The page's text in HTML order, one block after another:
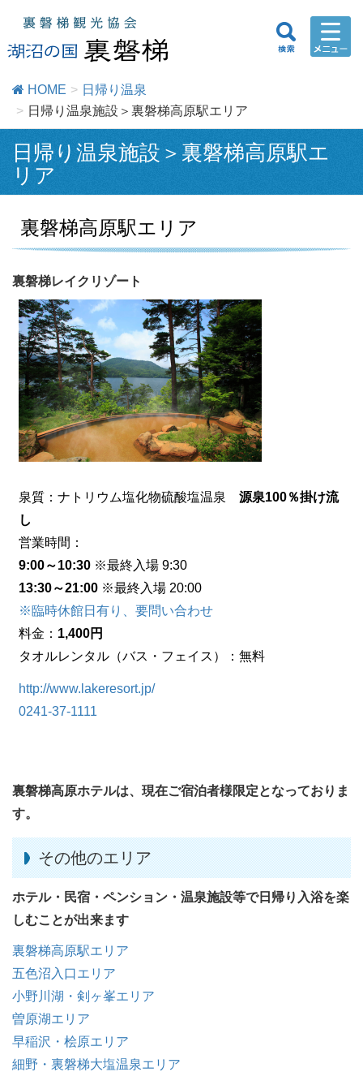
HOME
日帰り温泉
日帰り温泉施設＞裏磐梯高原駅エリア
日帰り温泉施設＞裏磐梯高原駅エ
リア
裏磐梯高原駅エリア
裏磐梯レイクリゾート
泉質： ナトリウム塩化物硫酸塩温泉 源泉100％掛け流
し
営業時間：
9:00～10:30 ※最終入場 9:30
13:30～21:00 ※最終入場 20:00
※臨時休館日有り、要問い合わせ
料金： 1,400円
タオルレンタル（バス・フェイス）：無料
http://www.lakeresort.jp/
0241-37-1111
裏磐梯高原ホテルは、現在ご宿泊者様限定となっておりま
す。
その他のエリア
ホテル・民宿・ペンション・温泉施設等で日帰り入浴を楽
しむことが出来ます
裏磐梯高原駅エリア
五色沼入口エリア
小野川湖・剣ヶ峯エリア
曽原湖エリア
早稲沢・桧原エリア
細野・裏磐梯大塩温泉エリア